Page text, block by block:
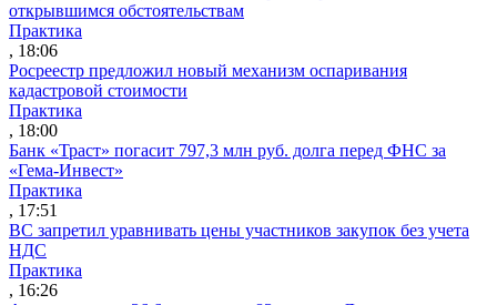
открывшимся обстоятельствам
Практика
, 18:06
Росреестр предложил новый механизм оспаривания
кадастровой стоимости
Практика
, 18:00
Банк «Траст» погасит 797,3 млн руб. долга перед ФНС за
«Гема-Инвест»
Практика
, 17:51
ВС запретил уравнивать цены участников закупок без учета
НДС
Практика
, 16:26